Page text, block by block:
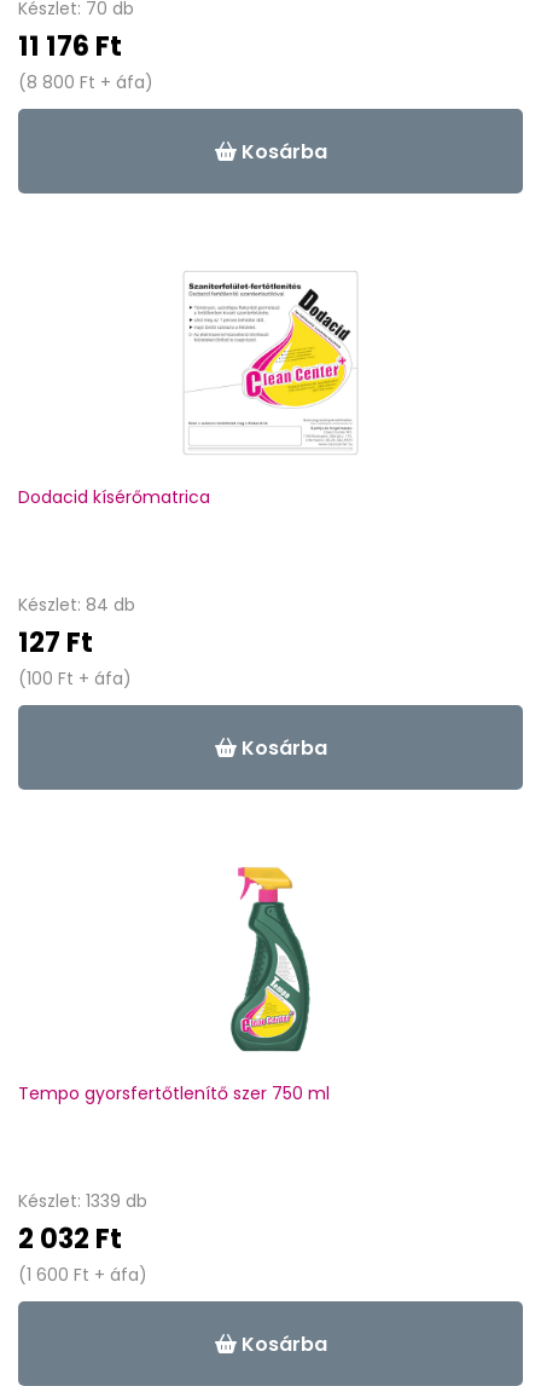
Készlet: 70 db
11 176 Ft
(8 800 Ft + áfa)
Kosárba
Dodacid kísérőmatrica
Készlet: 84 db
127 Ft
(100 Ft + áfa)
Kosárba
Tempo gyorsfertőtlenítő szer 750 ml
Készlet: 1339 db
2 032 Ft
(1 600 Ft + áfa)
Kosárba